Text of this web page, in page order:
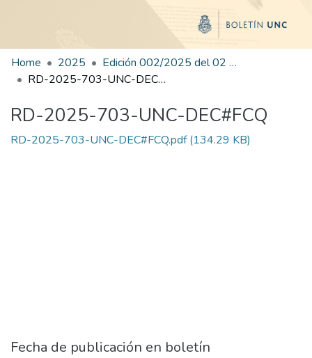
Home 2025
Edición 002/2025 del 02 de junio de 2025
RD-2025-703-UNC-DEC#FCQ
RD-2025-703-UNC-DEC#FCQ
RD-2025-703-UNC-DEC#FCQ.pdf(134.29 KB)
Fecha de publicación en boletín